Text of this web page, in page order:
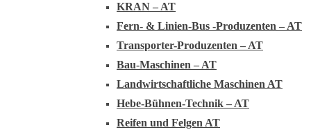
KRAN – AT
Fern- & Linien-Bus -Produzenten – AT
Transporter-Produzenten – AT
Bau-Maschinen – AT
Landwirtschaftliche Maschinen AT
Hebe-Bühnen-Technik – AT
Reifen und Felgen AT